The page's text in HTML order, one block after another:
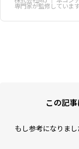
専門家が監修していま
この記
もし参考になりま
戸越銀座の不動
まとめ：戸越銀